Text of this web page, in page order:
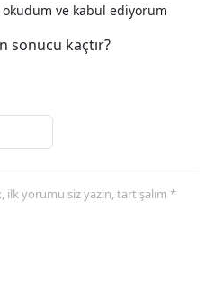
okudum ve kabul ediyorum
sonucu kaçtır?
yorumu siz yazın, tartışalım *